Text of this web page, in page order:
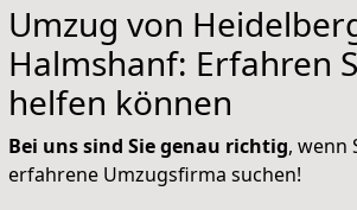
Umzug von
Halmshanf: Erfahren
helfen können
Bei uns sind Sie genau richtig, wenn
erfahrene Umzugsfirma suchen!